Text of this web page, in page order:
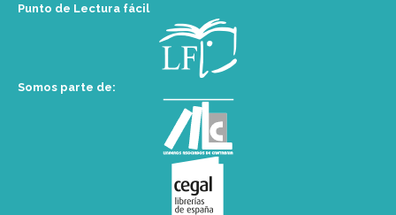
Punto de Lectura fácil
Somos parte de: